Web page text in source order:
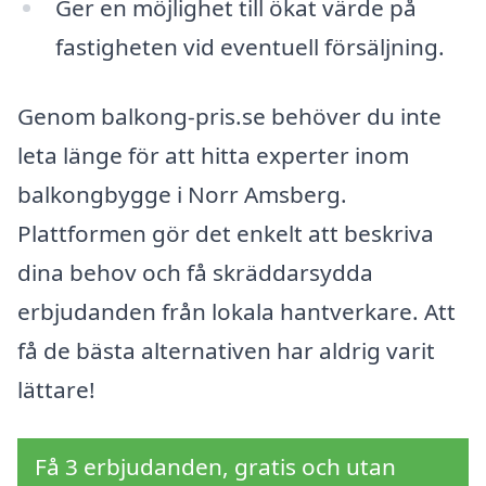
Ger en möjlighet till ökat värde på
fastigheten vid eventuell försäljning.
Genom balkong-pris.se behöver du inte
leta länge för att hitta experter inom
balkongbygge i Norr Amsberg.
Plattformen gör det enkelt att beskriva
dina behov och få skräddarsydda
erbjudanden från lokala hantverkare. Att
få de bästa alternativen har aldrig varit
lättare!
Få 3 erbjudanden, gratis och utan